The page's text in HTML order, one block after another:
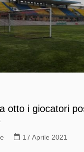
otto i giocatori
17 Aprile 2021